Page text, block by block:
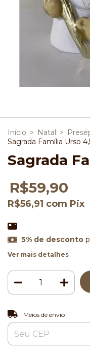
Início > Natal >
Sagrada Família Urso
Sagrada
R$59,90
R$56,91 com Pix
5% de desconto
Ver mais detalhes
Entregas para o CEP:
Meios de envio